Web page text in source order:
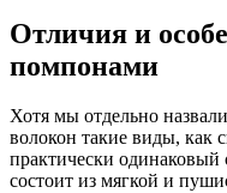
Отличия и
помпонами
Хотя мы отдельно
волокон такие виды,
практически одинаковый
состоит из мягкой и